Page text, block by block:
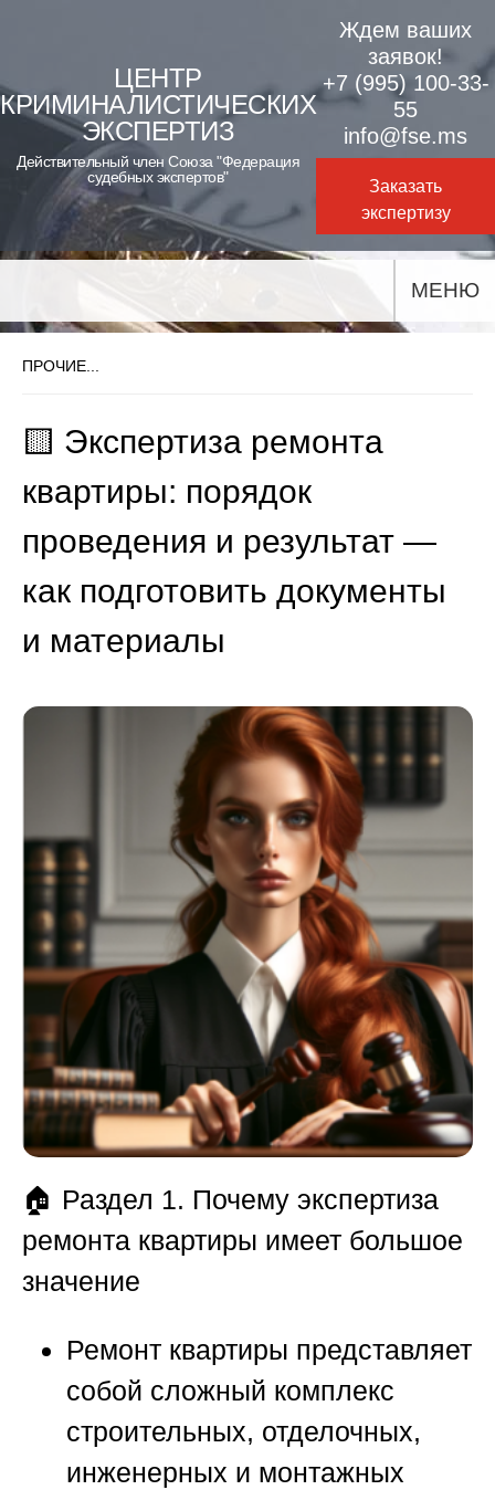
content
ЦЕНТР
КРИМИНАЛИСТИЧЕСКИХ
ЭКСПЕРТИЗ
Действительный член Союза "Федерация
судебных экспертов"
Ждем ваших
заявок!
+7 (995) 100-33-
55
info@fse.ms
Заказать
экспертизу
МЕНЮ
ПРОЧИЕ...
🟨 Экспертиза ремонта
квартиры: порядок
проведения и результат —
как подготовить документы
и материалы
🏠 Раздел 1. Почему экспертиза
ремонта квартиры имеет большое
значение
Ремонт квартиры представляет
собой сложный комплекс
строительных, отделочных,
инженерных и монтажных